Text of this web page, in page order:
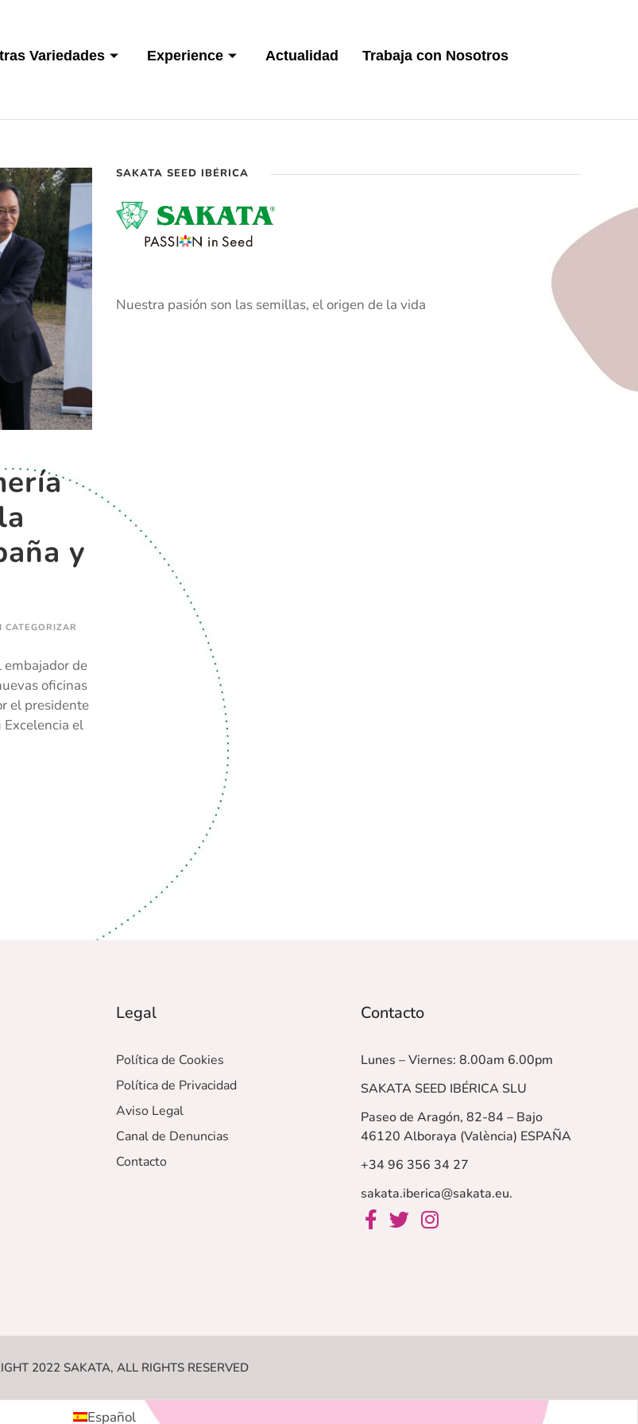
Variedades Experience Actualidad
Trabaja con Nosotros
y
CATEGORIZAR
embajador de
oficinas
el presidente
Excelencia el
SAKATA SEED IBÉRICA
Nuestra pasión son las semillas, el origen de la vida
Legal
Política de Cookies
Política de Privacidad
Aviso Legal
Canal de Denuncias
Contacto
Contacto
Lunes – Viernes: 8.00am 6.00pm
SAKATA SEED IBÉRICA SLU
Paseo de Aragón, 82-84 – Bajo
46120 Alboraya (València) ESPAÑA
+34 96 356 34 27
sakata.iberica@sakata.eu.
2022 SAKATA, ALL RIGHTS RESERVED
Español